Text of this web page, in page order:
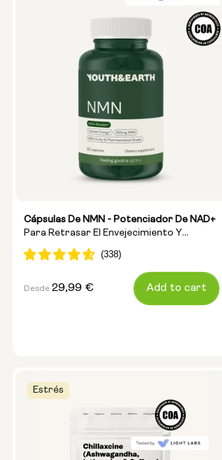
Cápsulas De NMN - Potenciador De NAD+
Para Retrasar El Envejecimiento Y
Aumentar La Energía
Precio
Desde 29,99 € Add to cart
Estrés